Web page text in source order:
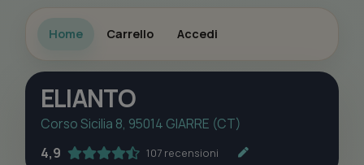
Home Carrello Accedi
ELIANTO
Corso Sicilia 8, 95014 GIARRE (CT)
4,9
107 recensioni